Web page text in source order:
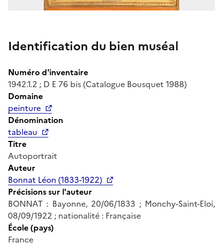
Identification du bien muséal
Numéro d'inventaire
1942.1.2 ; D E 76 bis (Catalogue Bousquet 1988)
Domaine
peinture
Dénomination
tableau
Titre
Autoportrait
Auteur
Bonnat Léon (1833-1922)
Précisions sur l'auteur
BONNAT : Bayonne, 20/06/1833 ; Monchy-Saint-Eloi,
08/09/1922 ; nationalité : Française
École (pays)
France